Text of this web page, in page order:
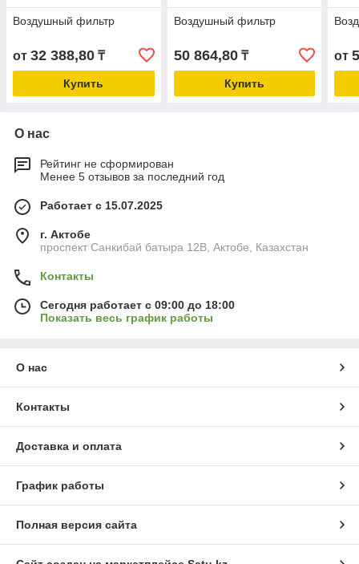
Воздушный фильтр
от 32 388,80 ₸
Купить
Воздушный фильтр
50 864,80₸
Купить
от
О нас
Рейтинг не сформирован
Менее 5 отзывов за последний год
Работает с 15.07.2025
г. Актобе
проспект Санкибай батыра 12В, Актобе, Казахстан
Контакты
Сегодня работает с 09:00 до 18:00
Показать весь график работы
О нас
Контакты
Доставка и оплата
График работы
Полная версия сайта